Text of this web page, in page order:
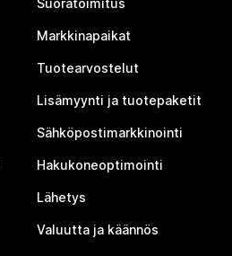
Suoratoimitus
Markkinapaikat
Tuotearvostelut
Lisämyynti ja tuotepaketit
Sähköpostimarkkinointi
Hakukoneoptimointi
Lähetys
Valuutta ja käännös